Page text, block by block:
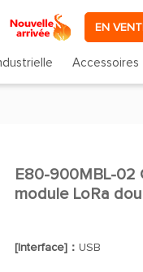
EN
Accessoires
E80-900MBL-02
module LoRa
[Interface]： USB